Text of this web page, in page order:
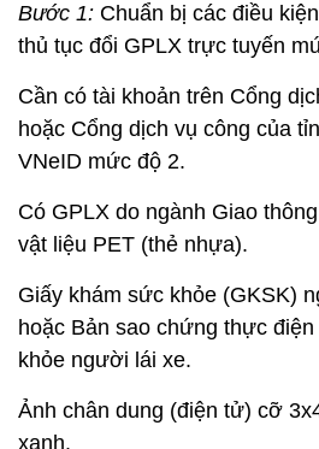
Bước 1: Chuẩn bị các điều
thủ tục đổi GPLX trực tuyến
Cần có tài khoản trên Cổng
hoặc Cổng dịch vụ công của
VNeID mức độ 2.
Có GPLX do ngành Giao
vật liệu PET (thẻ nhựa).
Giấy khám sức khỏe (GKSK)
hoặc Bản sao chứng thực
khỏe người lái xe.
Ảnh chân dung (điện tử) cỡ
xanh.